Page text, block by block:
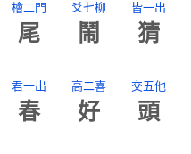
檜二門
尾
爻七柳
鬧
皆一出
猜
君一出
春
高二喜
好
交五他
頭